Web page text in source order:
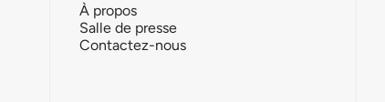
À propos
Salle de presse
Contactez-nous